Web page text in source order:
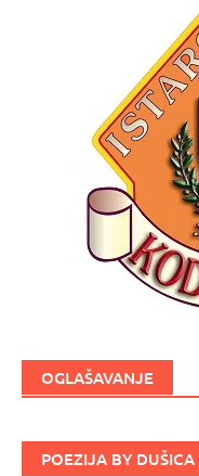
OGLAŠAVANJE
POEZIJA BY DUŠICA